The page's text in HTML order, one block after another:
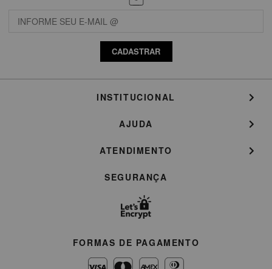
CADASTRAR
INSTITUCIONAL
AJUDA
ATENDIMENTO
SEGURANÇA
FORMAS DE PAGAMENTO